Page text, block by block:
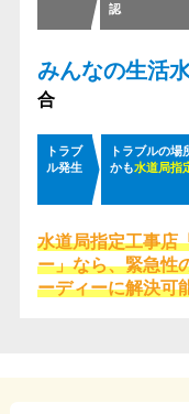
認
みんなの生活
合
トラブ
ル発生
トラブルの場
かも水道局指
水道局指定工事店
ー」なら、緊急性
ーディーに解決可